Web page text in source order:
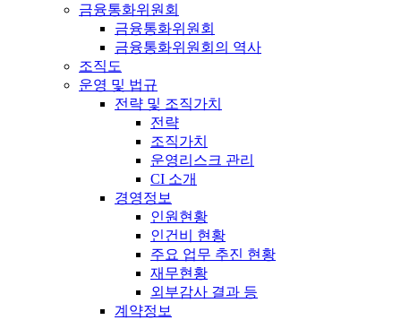
금융통화위원회
금융통화위원회
금융통화위원회의 역사
조직도
운영 및 법규
전략 및 조직가치
전략
조직가치
운영리스크 관리
CI 소개
경영정보
인원현황
인건비 현황
주요 업무 추진 현황
재무현황
외부감사 결과 등
계약정보